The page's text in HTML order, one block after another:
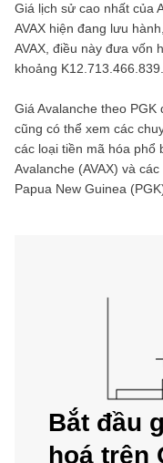
Giá lịch sử cao nhất của
AVAX hiện đang lưu
AVAX , điều này đưa vốn
khoảng K12.713.466.839
Giá Avalanche theo PGK
cũng có thể xem các
các loại tiền mã hóa phổ
Avalanche (AVAX) và các
Papua New Guinea (PGK
Bắt đầu
hoá trên